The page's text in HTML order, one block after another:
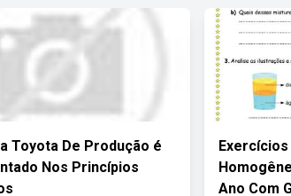
Toyota De Produção é
Nos Princípios
Ano Com